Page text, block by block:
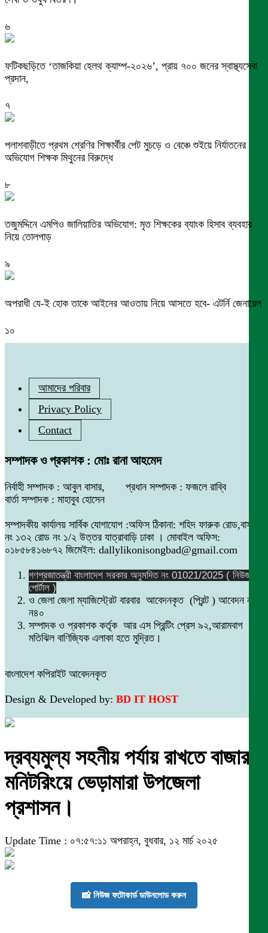
৬
ফটিকছড়িতে ‘তাজকিয়া হেলথ ক্যাম্প-২০২৬’, প্রায় ৭০০ জনের স্বাস্থ্যসেবা
প্রদান,
৭
পলাশবাড়ীতে প্রথম শ্রেণির শিক্ষার্থীর পেট মুচড়ে ও বেঞ্চে শুইয়ে নির্যাতনের
অভিযোগ শিক্ষক মিথুনের বিরুদ্ধে
৮
তজুমদ্দিনে এমপিও জালিয়াতির অভিযোগ: মৃত শিক্ষকের ব্যাংক হিসাব ব্যবহার
নিয়ে তোলপাড়
৯
অপরাধী যে-ই হোক তাকে আইনের আওতায় নিয়ে আসতে হবে- এটর্নি জেনারেল
১০
আমাদের পরিবার
Privacy Policy
Contact
সম্পাদক ও প্রকাশক : মোঃ রানা আহমেদ
নির্বাহী সম্পাদক : আবুল বাসার, প্রধান সম্পাদক : ফজলে রাব্বি
বার্তা সম্পাদক : মাহাবুব হোসেন
সম্পাদকীয় কার্যালয় সার্বিক যোগাযোগ :অফিস ঠিকানা: শহিদ ফারুক রোড,বাসা
নং ১৩২ রোড নং ১/২ উত্তর যাত্রাবাড়ি ঢাকা । মোবাইল অফিস:
০১৮৫৮৪১৬৮৭২ জিমেইল: dallylikonisongbad@gmail.com
গণপ্রজাতন্ত্রী বাংলাদেশ সরকার অনুমদিত নং 01021/2025 ( নিউজ
পোর্টাল )
ও জেলা জেলা ম্যাজিস্ট্রেট বারবার আবেদনকৃত (প্রিন্ট ) আবেদন নং
ন৪০
সম্পাদক ও প্রকাশক কর্তৃক আর এস প্রিন্টিং প্রেস ৯২,আরামবাগ
মতিঝিল বাণিজ্যিক এলাকা হতে মুদ্রিত।
বাংলাদেশ কপিরাইট আবেদনকৃত
Design & Developed by: BD IT HOST
দ্রব্যমুল্য সহনীয় পর্যায় রাখতে বাজার
মনিটরিংয়ে ভেড়ামারা উপজেলা
প্রশাসন।
Update Time : ০৭:৫৭:১১ অপরাহ্ন, বুধবার, ১২ মার্চ ২০২৫
📸 নিউজ ফটোকার্ড ডাউনলোড করুন